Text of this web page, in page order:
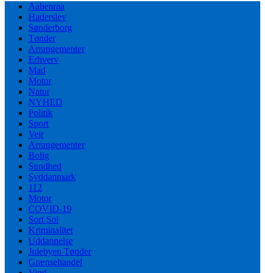
Aabenraa
Haderslev
Sønderborg
Tønder
Arrangementer
Erhverv
Mad
Motor
Natur
NYHED
Politik
Sport
Vejr
Arrangementer
Bolig
Sundhed
Syddanmark
112
Motor
COVID-19
Sort Sol
Kriminalitet
Uddannelse
Julebyen Tønder
Grænsehandel